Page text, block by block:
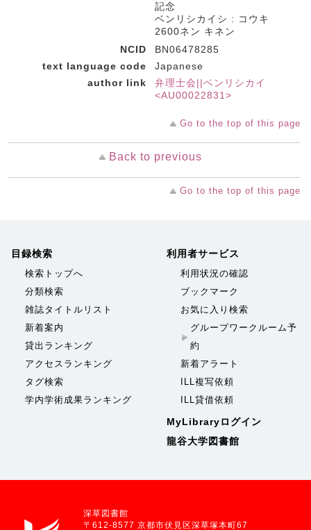
記念
ベンリシカイシ : コウキ
2600ネン キネン
NCID
BN06478285
text language code
Japanese
author link
弁理士会||ベンリシカイ
<AU00022831>
Go to the top of this page
Back to previous
Go to the top of this page
目録検索
検索トップへ
分類検索
雑誌タイトルリスト
新着案内
貸出ランキング
アクセスランキング
タグ検索
学内学術成果ランキング
利用者サービス
利用状況の確認
ブックマーク
お気に入り検索
グループワークルーム予
約
新着アラート
ILL複写依頼
ILL貸借依頼
MyLibraryログイン
龍谷大学図書館
深草図書館
〒612-8577 京都市伏見区深草塚本町67